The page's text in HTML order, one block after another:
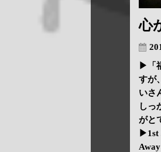
心
▶「
すが
いさ
しっ
がと
▶1st